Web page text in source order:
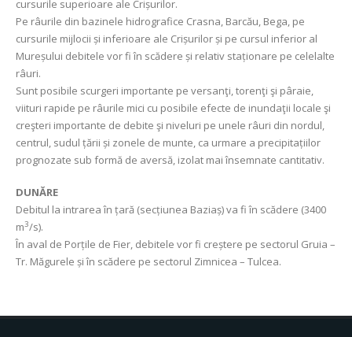
cursurile superioare ale Crișurilor.
Pe râurile din bazinele hidrografice Crasna, Barcău, Bega, pe
cursurile mijlocii și inferioare ale Crișurilor și pe cursul inferior al
Mureșului debitele vor fi în scădere și relativ staționare pe celelalte
râuri.
Sunt posibile scurgeri importante pe versanţi, torenţi şi pâraie,
viituri rapide pe râurile mici cu posibile efecte de inundaţii locale şi
creşteri importante de debite şi niveluri pe unele râuri din nordul,
centrul, sudul țării și zonele de munte, ca urmare a precipitațiilor
prognozate sub formă de aversă, izolat mai însemnate cantitativ.
DUNĂRE
Debitul la intrarea în țară (secțiunea Baziaș) va fi în scădere (3400
m3/s).
În aval de Porțile de Fier, debitele vor fi creștere pe sectorul Gruia –
Tr. Măgurele și în scădere pe sectorul Zimnicea – Tulcea.